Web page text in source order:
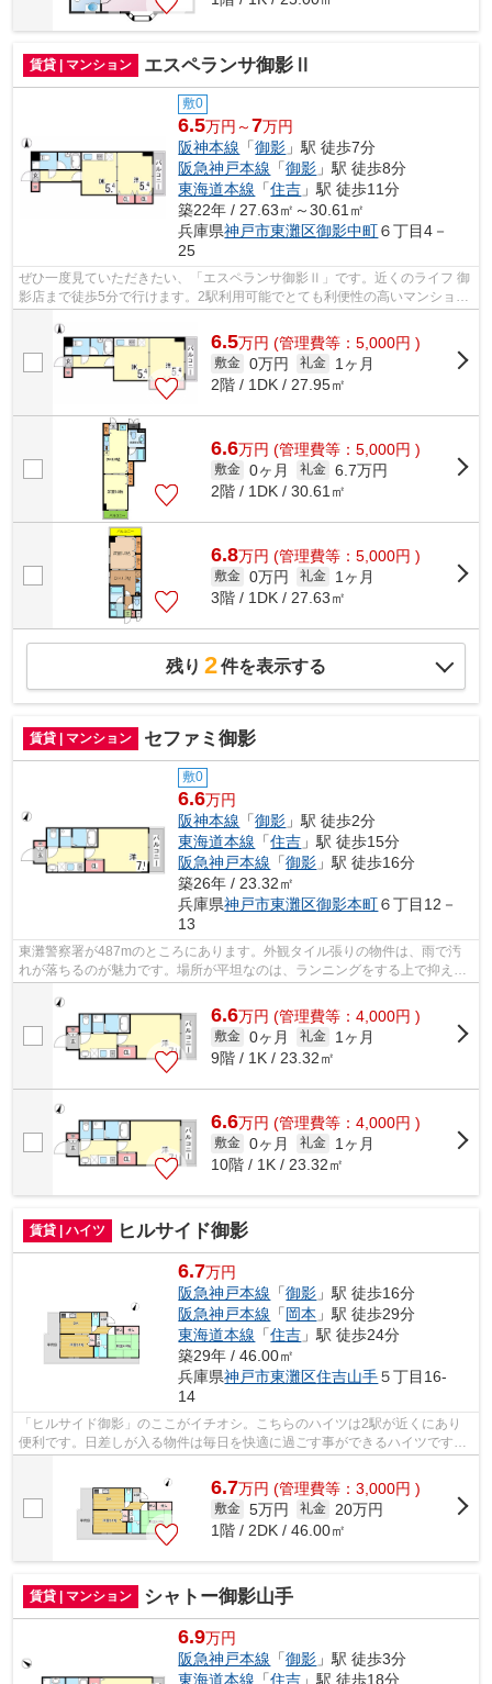
賃貸 | マンション エスペランサ御影Ⅱ
敷0
6.5万円～7万円
阪神本線 「御影 」駅 徒歩7分
阪急神戸本線 「御影 」駅 徒歩8分
東海道本線 「住吉 」駅 徒歩11分
築22年 / 27.63㎡～30.61㎡
兵庫県神戸市東灘区御影中町６丁目4－
25
ぜひ一度見ていただきたい、「エスペランサ御影Ⅱ」です。近くのライフ 御
影店まで徒歩5分で行けます。2駅利用可能でとても利便性の高いマンション
6.5万円 (管理費等：5,000円 )
敷金 0万円 礼金
1ヶ月
2階 / 1DK / 27.95㎡
6.6万円 (管理費等：5,000円 )
敷金 0ヶ月 礼金 6.7万円
2階 / 1DK / 30.61㎡
6.8万円 (管理費等：5,000円 )
敷金 0万円 礼金
1ヶ月
3階 / 1DK / 27.63㎡
残り 2件を表示する
賃貸 | マンション セファミ御影
敷0
6.6万円
阪神本線 「御影 」駅 徒歩2分
東海道本線 「住吉 」駅 徒歩15分
阪急神戸本線 「御影 」駅 徒歩16分
築26年 / 23.32㎡
兵庫県神戸市東灘区御影本町６丁目12－
13
東灘警察署が487mのところにあります。外観タイル張りの物件は、雨で汚
れが落ちるのが魅力です。場所が平坦なのは、ランニングをする上で抑えた
6.6万円 (管理費等：4,000円 )
敷金 0ヶ月 礼金
1ヶ月
9階 / 1K / 23.32㎡
6.6万円 (管理費等：4,000円 )
敷金 0ヶ月 礼金
1ヶ月
10階 / 1K / 23.32㎡
賃貸 | ハイツ ヒルサイド御影
6.7万円
阪急神戸本線 「御影 」駅 徒歩16分
阪急神戸本線 「岡本 」駅 徒歩29分
東海道本線 「住吉 」駅 徒歩24分
築29年 / 46.00㎡
兵庫県神戸市東灘区住吉山手５丁目16-
14
「ヒルサイド御影」のここがイチオシ。こちらのハイツは2駅が近くにあり
便利です。日差しが入る物件は毎日を快適に過ごす事ができるハイツです。
6.7万円 (管理費等：3,000円 )
敷金 5万円 礼金
20万円
1階 / 2DK / 46.00㎡
賃貸 | マンション シャトー御影山手
6.9万円
阪急神戸本線 「御影 」駅 徒歩3分
東海道本線 「住吉 」駅 徒歩18分